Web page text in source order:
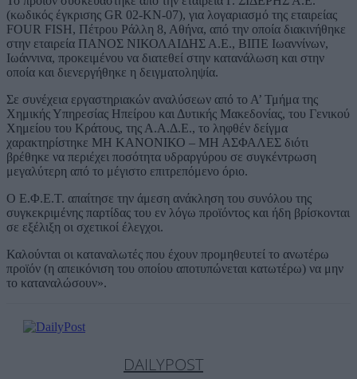
(κωδικός έγκρισης GR 02-ΚΝ-07), για λογαριασμό της εταιρείας
FOUR FISH, Πέτρου Ράλλη 8, Αθήνα, από την οποία διακινήθηκε
στην εταιρεία ΠΑΝΟΣ ΝΙΚΟΛΑΙΔΗΣ Α.Ε., ΒΙΠΕ Ιωαννίνων,
Ιωάννινα, προκειμένου να διατεθεί στην κατανάλωση και στην
οποία και διενεργήθηκε η δειγματοληψία.
Σε συνέχεια εργαστηριακών αναλύσεων από το Α’ Τμήμα της
Χημικής Υπηρεσίας Ηπείρου και Δυτικής Μακεδονίας, του Γενικού
Χημείου του Κράτους, της Α.Α.Δ.Ε., το ληφθέν δείγμα
χαρακτηρίστηκε ΜΗ ΚΑΝΟΝΙΚΟ – ΜΗ ΑΣΦΑΛΕΣ διότι
βρέθηκε να περιέχει ποσότητα υδραργύρου σε συγκέντρωση
μεγαλύτερη από το μέγιστο επιτρεπόμενο όριο.
Ο Ε.Φ.Ε.Τ. απαίτησε την άμεση ανάκληση του συνόλου της
συγκεκριμένης παρτίδας του εν λόγω προϊόντος και ήδη βρίσκονται
σε εξέλιξη οι σχετικοί έλεγχοι.
Καλούνται οι καταναλωτές που έχουν προμηθευτεί το ανωτέρω
προϊόν (η απεικόνιση του οποίου αποτυπώνεται κατωτέρω) να μην
το καταναλώσουν».
DAILYPOST